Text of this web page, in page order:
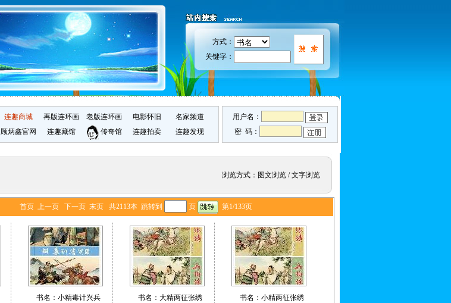
方式：
关键字：
连趣商城 再版连环画 老版连环画 电影怀旧
名家频道
顾炳鑫官网 连趣藏馆 传奇馆 连趣拍卖 连趣发现
用户名：
密 码：
浏览方式： 图文浏览/文字浏览
首页 上一页 下一页 末页 共2113本 跳转到 页 第1/133页
书名： 小精毒计兴兵
书名： 大精两征张绣
书名： 小精两征张绣